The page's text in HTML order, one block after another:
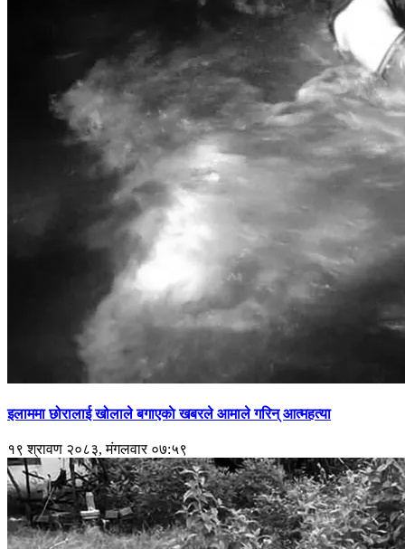
इलाममा छोरालाई खोलाले बगाएकाे खबरले आमाले गरिन् आत्महत्या
१९ श्रावण २०८३, मंगलवार ०७:५९